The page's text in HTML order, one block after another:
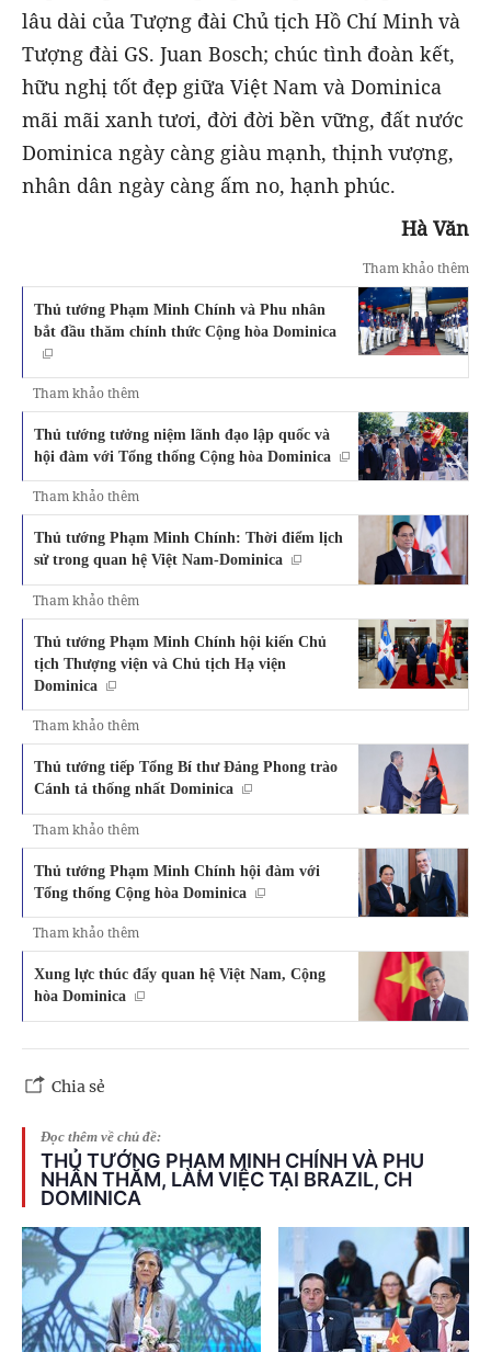
lâu dài của Tượng đài Chủ tịch Hồ Chí Minh và
Tượng đài GS. Juan Bosch; chúc tình đoàn kết,
hữu nghị tốt đẹp giữa Việt Nam và Dominica
mãi mãi xanh tươi, đời đời bền vững, đất nước
Dominica ngày càng giàu mạnh, thịnh vượng,
nhân dân ngày càng ấm no, hạnh phúc.
Hà Văn
Tham khảo thêm
Thủ tướng Phạm Minh Chính và Phu nhân
bắt đầu thăm chính thức Cộng hòa Dominica
Tham khảo thêm
Thủ tướng tưởng niệm lãnh đạo lập quốc và
hội đàm với Tổng thống Cộng hòa Dominica
Tham khảo thêm
Thủ tướng Phạm Minh Chính: Thời điểm lịch
sử trong quan hệ Việt Nam-Dominica
Tham khảo thêm
Thủ tướng Phạm Minh Chính hội kiến Chủ
tịch Thượng viện và Chủ tịch Hạ viện
Dominica
Tham khảo thêm
Thủ tướng tiếp Tổng Bí thư Đảng Phong trào
Cánh tả thống nhất Dominica
Tham khảo thêm
Thủ tướng Phạm Minh Chính hội đàm với
Tổng thống Cộng hòa Dominica
Tham khảo thêm
Xung lực thúc đẩy quan hệ Việt Nam, Cộng
hòa Dominica
Chia sẻ
Đọc thêm về chủ đề:
THỦ TƯỚNG PHẠM MINH CHÍNH VÀ PHU
NHÂN THĂM, LÀM VIỆC TẠI BRAZIL, CH
DOMINICA